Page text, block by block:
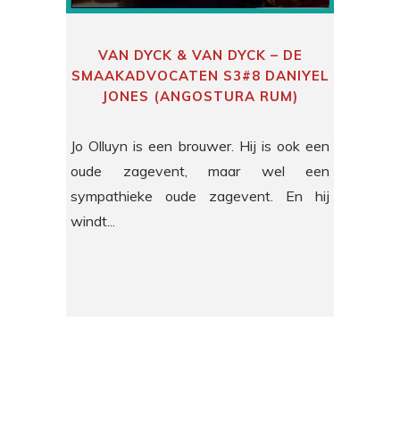
VAN DYCK & VAN DYCK – DE
SMAAKADVOCATEN S3#8 DANIYEL
JONES (ANGOSTURA RUM)
Jo Olluyn is een brouwer. Hij is ook een
oude zagevent, maar wel een
sympathieke oude zagevent. En hij
windt...